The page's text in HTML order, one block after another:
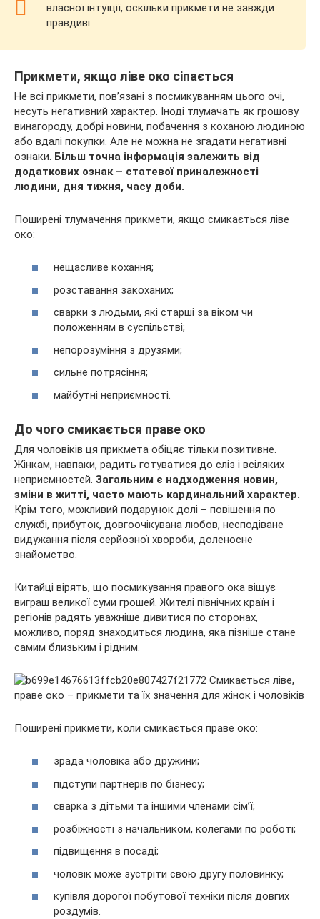
власної інтуїції, оскільки прикмети не завжди
правдиві.
Прикмети, якщо ліве око сіпається
Не всі прикмети, пов’язані з посмикуванням цього очі,
несуть негативний характер. Іноді тлумачать як грошову
винагороду, добрі новини, побачення з коханою людиною
або вдалі покупки. Але не можна не згадати негативні
ознаки. Більш точна інформація залежить від
додаткових ознак – статевої приналежності
людини, дня тижня, часу доби.
Поширені тлумачення прикмети, якщо смикається ліве
око:
нещасливе кохання;
розставання закоханих;
сварки з людьми, які старші за віком чи
положенням в суспільстві;
непорозуміння з друзями;
сильне потрясіння;
майбутні неприємності.
До чого смикається праве око
Для чоловіків ця прикмета обіцяє тільки позитивне.
Жінкам, навпаки, радить готуватися до сліз і всіляких
неприємностей. Загальним є надходження новин,
зміни в житті, часто мають кардинальний характер.
Крім того, можливий подарунок долі – повішення по
службі, прибуток, довгоочікувана любов, несподіване
видужання після серйозної хвороби, доленосне
знайомство.
Китайці вірять, що посмикування правого ока віщує
виграш великої суми грошей. Жителі північних країн і
регіонів радять уважніше дивитися по сторонах,
можливо, поряд знаходиться людина, яка пізніше стане
самим близьким і рідним.
Поширені прикмети, коли смикається праве око:
зрада чоловіка або дружини;
підступи партнерів по бізнесу;
сварка з дітьми та іншими членами сім’ї;
розбіжності з начальником, колегами по роботі;
підвищення в посаді;
чоловік може зустріти свою другу половинку;
купівля дорогої побутової техніки після довгих
роздумів.